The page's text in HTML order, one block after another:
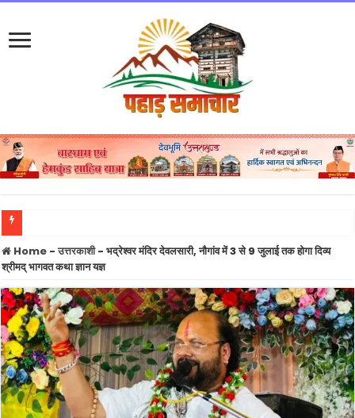
Home - उत्तरकाशी- भद्रेश्वर मंदिर देवलसारी, नौगांव में 3 से 9 जुलाई तक होगा दिव्य
श्रीमद् भागवत कथा ज्ञान यज्ञ